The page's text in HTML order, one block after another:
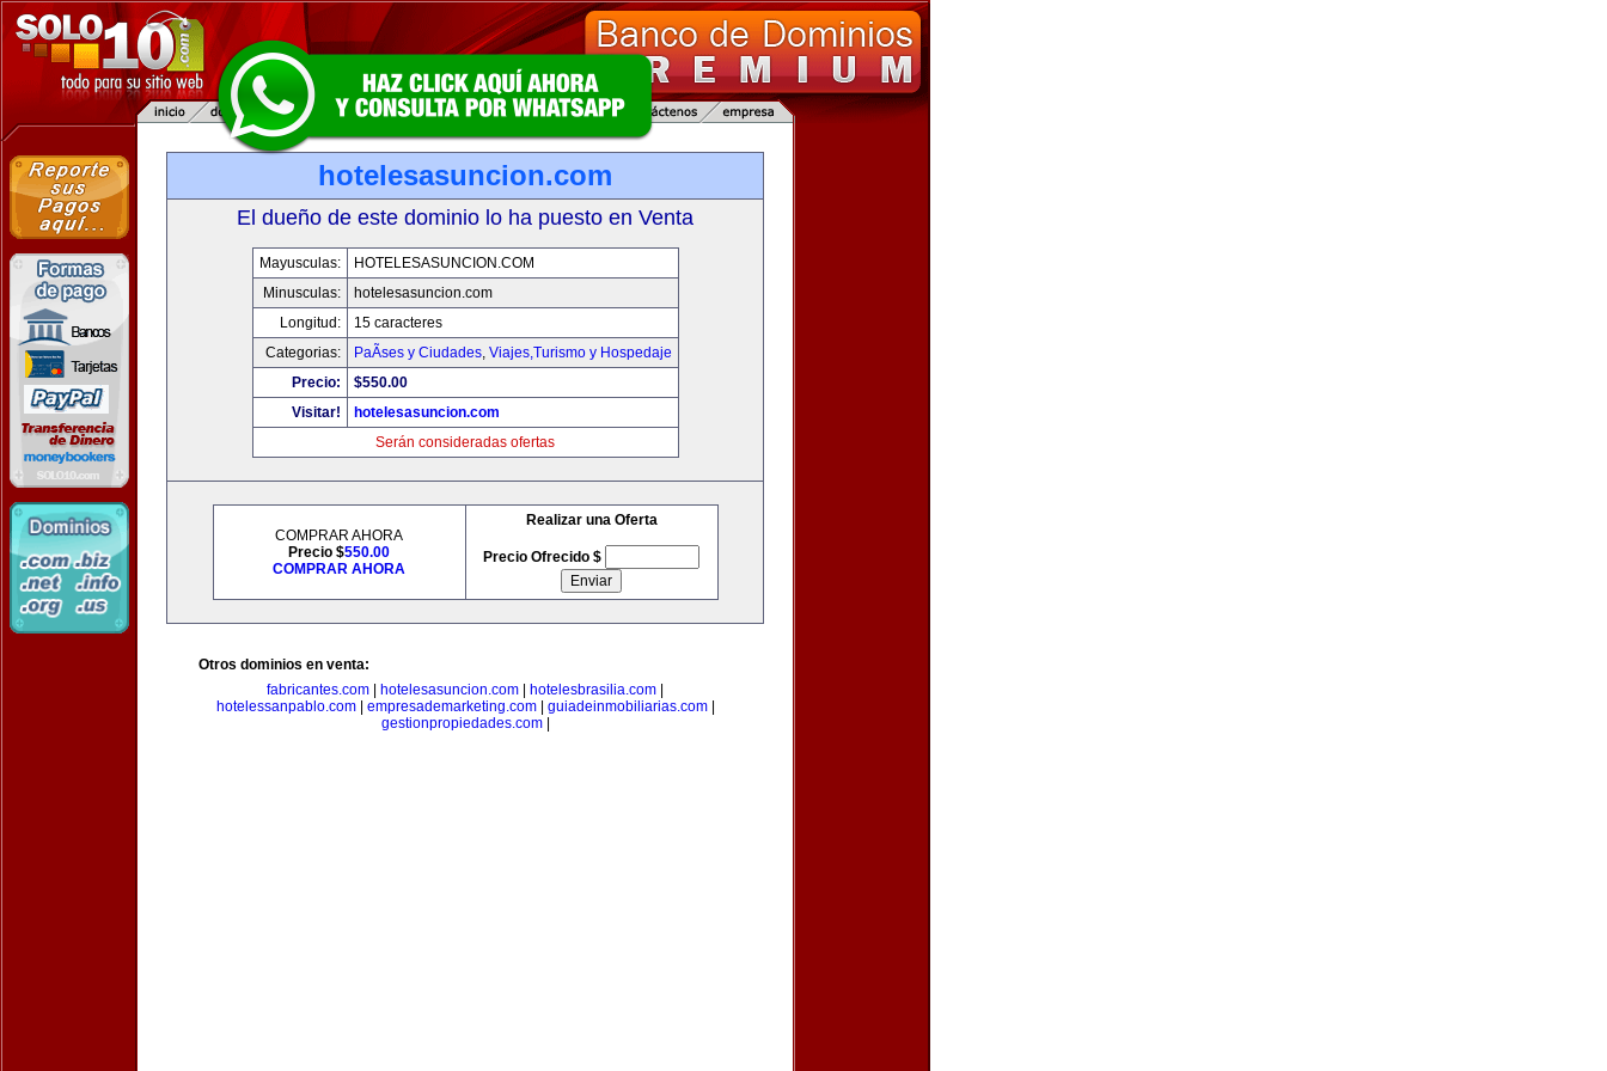
hotelesasuncion.com
El dueño de este dominio lo ha puesto en Venta
Mayusculas:
HOTELESASUNCION.COM
Minusculas:
hotelesasuncion.com
Longitud:
15 caracteres
Categorias:
PaÃ­ses y Ciudades, Viajes,Turismo y Hospedaje
Precio:
$550.00
Visitar!
hotelesasuncion.com
Serán consideradas ofertas
COMPRAR AHORA
Precio $550.00
COMPRAR AHORA
Realizar una Oferta
Precio Ofrecido $
Otros dominios en venta:
fabricantes.com
hotelesasuncion.com hotelesbrasilia.com
hotelessanpablo.com| empresademarketing.com| guiadeinmobiliarias.com|
gestionpropiedades.com|